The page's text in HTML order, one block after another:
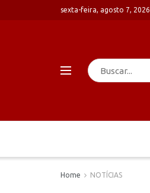
sexta-feira, agosto 7, 2026
Home NOTÍCIAS